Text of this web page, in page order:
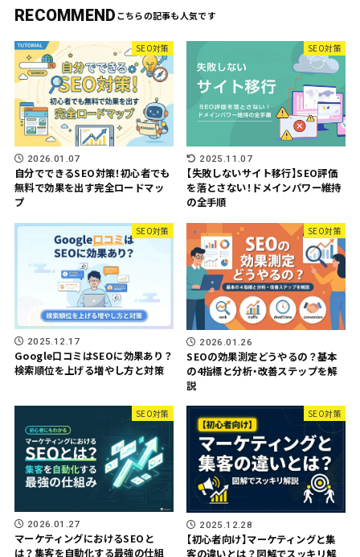
RECOMMEND
SEO対策
2026.01.07
自分でできるSEO対策！初心者でも
無料で効果を出す完全ロードマッ
プ
SEO対策
2025.11.07
【失敗しないサイト移行】SEO評価
を落とさない！ドメインパワー維持
の全手順
SEO対策
2025.12.17
Google口コミはSEOに効果あり？
検索順位を上げる増やし方と対策
SEO対策
2026.01.26
SEOの効果測定どうやるの？基本
の4指標と分析・改善ステップを解
説
SEO対策
2026.01.27
マーケティングにおけるSEOと
は？集客を自動化する最強の仕組
SEO対策
2025.12.28
【初心者向け】マーケティングと集
客の違いとは？図解でスッキリ解